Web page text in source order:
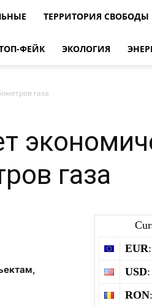
ТЕРРИТОРИЯ СВОБОДЫ
ФЕЙК ЭКОЛОГИЯ
газа
газа
EUR
USD
RON